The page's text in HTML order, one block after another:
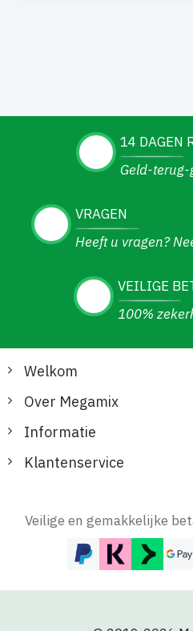
14 DAGEN
Geld-
VRAGEN
Heeft u vragen?
VEILIGE
100%
Welkom
Over Megamix
Informatie
Klantenservice
Veilige en gemakkelijke